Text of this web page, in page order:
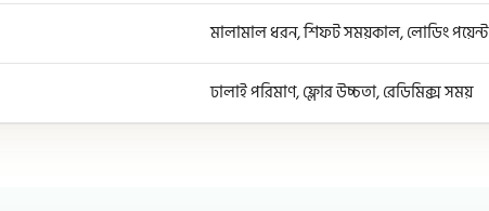
মালামাল ধরন, শিফট সময়কাল, লোডিং পয়েন্ট
ঢালাই পরিমাণ, ফ্লোর উচ্চতা, রেডিমিক্স সময়